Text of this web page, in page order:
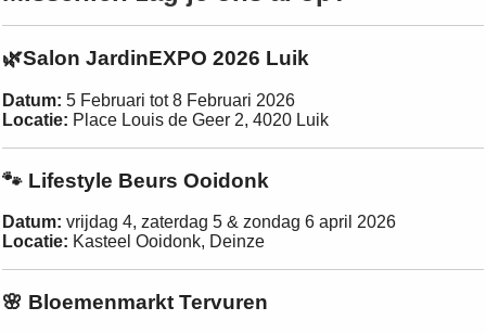
🌿Salon JardinEXPO 2026 Luik
Datum: 5 Februari tot 8 Februari 2026
Locatie: Place Louis de Geer 2, 4020 Luik
🐾 Lifestyle Beurs Ooidonk
Datum: vrijdag 4, zaterdag 5 & zondag 6 april 2026
Locatie: Kasteel Ooidonk, Deinze
🌸 Bloemenmarkt Tervuren